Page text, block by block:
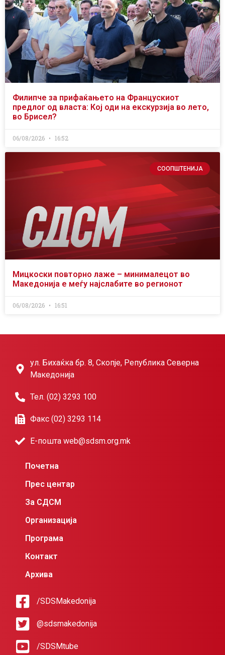
Филипче за прифаќањето на Францускиот
предлог од власта: Кој оди на екскурзија во лето,
во Брисел?
06/08/2026 16:52
СООПШТЕНИЈА
Мицкоски повторно лаже – минималецот во
Македонија е меѓу најслабите во регионот
06/08/2026 16:51
ул. Бихаќка бр. 8, Скопје, Република Северна
Македонија
Тел. (02) 3293 100
Факс (02) 3293 114
Е-пошта web@sdsm.org.mk
Почетна
Прес центар
За СДСМ
Организација
Програма
Контакт
Архива
/SDSMakedonija
@sdsmakedonija
/SDSMtube